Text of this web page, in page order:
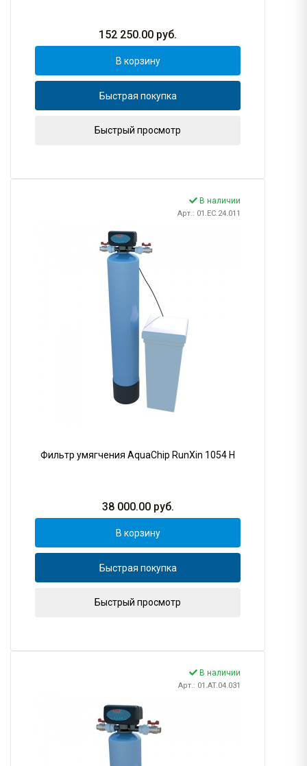
152 250.00 руб.
В корзину
Быстрая покупка
Быстрый просмотр
В наличии
Арт.: 01.EC.24.011
Фильтр умягчения AquaChip RunXin 1054 H
38 000.00руб.
В корзину
Быстрая покупка
Быстрый просмотр
В наличии
Арт.: 01.AT.04.031